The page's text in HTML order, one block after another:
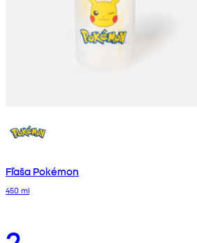
Fľaša Pokémon
450 ml